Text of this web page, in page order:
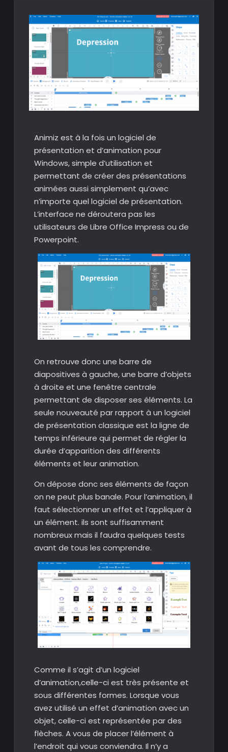
Animiz est à la fois un logiciel de
présentation et d’animation pour
Windows, simple d’utilisation et
permettant de créer des présentations
animées aussi simplement qu’avec
n’importe quel logiciel de présentation.
L’interface ne déroutera pas les
utilisateurs de Libre Office Impress ou de
Powerpoint.
On retrouve donc une barre de
diapositives à gauche, une barre d’objets
à droite et une fenêtre centrale
permettant de disposer ses éléments. La
seule nouveauté par rapport à un logiciel
de présentation classique est la ligne de
temps inférieure qui permet de régler la
durée d’apparition des différents
éléments et leur animation.
On dépose donc ses éléments de façon
on ne peut plus banale. Pour l’animation, il
faut sélectionner un effet et l’appliquer à
un élément. ils sont suffisamment
nombreux mais il faudra quelques tests
avant de tous les comprendre.
Comme il s’agit d’un logiciel
d’animation,celle-ci est très présente et
sous différentes formes. Lorsque vous
avez utilisé un effet d’animation avec un
objet, celle-ci est représentée par des
flèches. A vous de placer l’élément à
l’endroit qui vous conviendra. Il n’y a